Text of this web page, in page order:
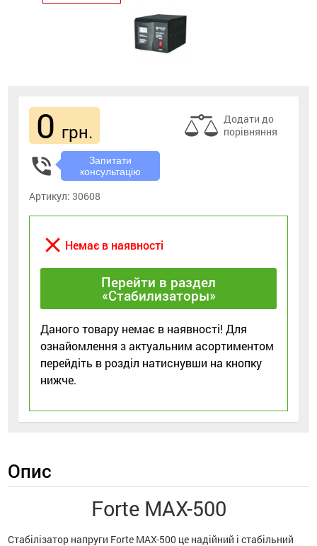
0 грн.
Додати до
порівняння
phone_in_talk
Запитати
консультацію
Артикул:30608
close Немає в наявності
Перейти в раздел
«Стабилизаторы»
Даного товару немає в наявності! Для
ознайомлення з актуальним асортиментом
перейдіть в розділ натиснувши на кнопку
нижче.
Опис
Forte MAX-500
Стабілізатор напруги Forte MAX-500 це надійний і стабільний